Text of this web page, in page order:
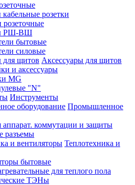
розетки
розеточные
РШ-ВШ
бытовые
силовые
Аксессуары для щитов
и аксессуары
MG
"N"
Инструменты
Промышленное
аппарат. коммутации и защиты
разъемы
Теплотехника и
бытовые
для теплого пола
ТЭНы